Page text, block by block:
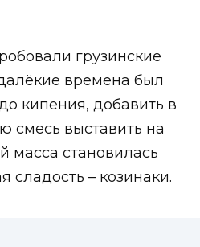
грузинские
времена был
кипения, добавить в
смесь выставить на
масса становилась
сладость – козинаки.